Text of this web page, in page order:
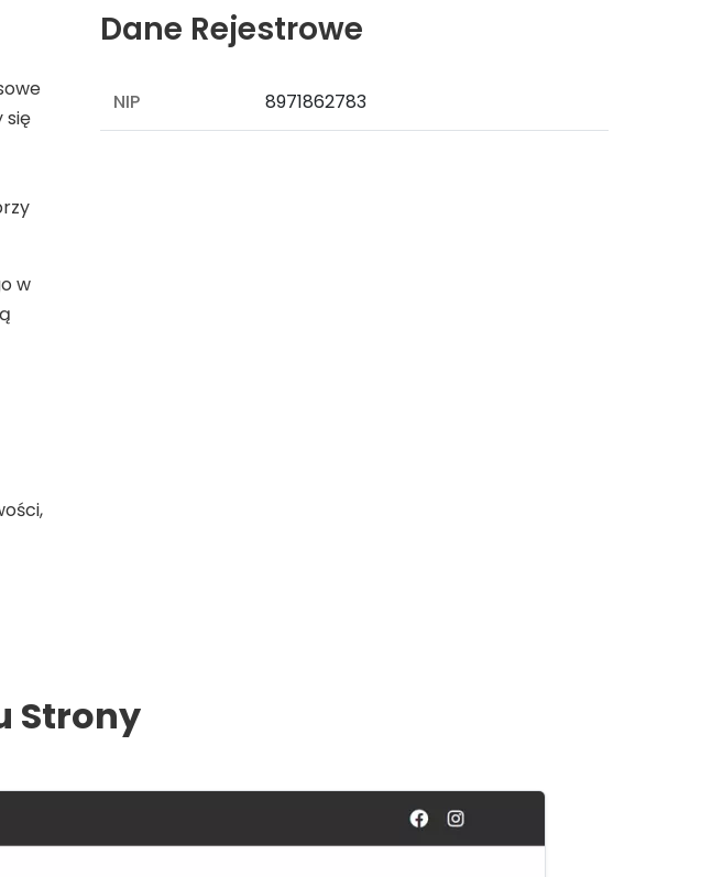
się
w
Dane Rejestrowe
NIP 8971862783
Strony